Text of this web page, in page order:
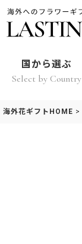
国から選ぶ
Select by Country
海外花ギフトHOME >